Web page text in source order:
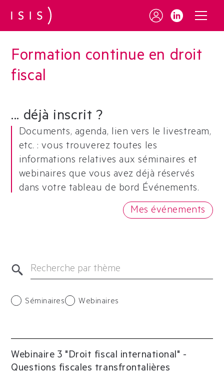
Formation continue en droit
fiscal
... déjà inscrit ?
Documents, agenda, lien vers le livestream,
etc. : vous trouverez toutes les
informations relatives aux séminaires et
webinaires que vous avez déjà réservés
dans votre tableau de bord Événements.
Mes événements
Séminaires Webinaires
Webinaire 3 "Droit fiscal international" -
Questions fiscales transfrontalières